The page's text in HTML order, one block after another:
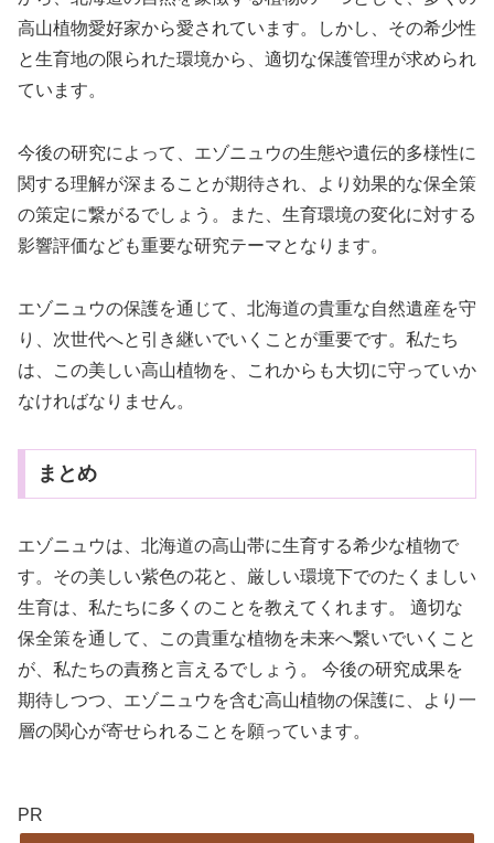
高山植物愛好家から愛されています。しかし、その希少性
と生育地の限られた環境から、適切な保護管理が求められ
ています。
今後の研究によって、エゾニュウの生態や遺伝的多様性に
関する理解が深まることが期待され、より効果的な保全策
の策定に繋がるでしょう。また、生育環境の変化に対する
影響評価なども重要な研究テーマとなります。
エゾニュウの保護を通じて、北海道の貴重な自然遺産を守
り、次世代へと引き継いでいくことが重要です。私たち
は、この美しい高山植物を、これからも大切に守っていか
なければなりません。
まとめ
エゾニュウは、北海道の高山帯に生育する希少な植物で
す。その美しい紫色の花と、厳しい環境下でのたくましい
生育は、私たちに多くのことを教えてくれます。 適切な
保全策を通して、この貴重な植物を未来へ繋いでいくこと
が、私たちの責務と言えるでしょう。 今後の研究成果を
期待しつつ、エゾニュウを含む高山植物の保護に、より一
層の関心が寄せられることを願っています。
PR